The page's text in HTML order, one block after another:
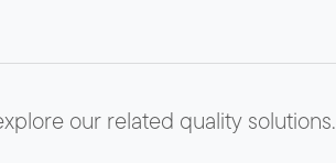
our related quality solutions.